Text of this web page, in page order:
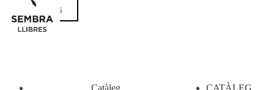
Menú
CATÀLEG
Catàleg